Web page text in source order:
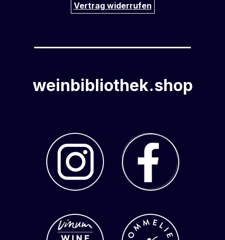
Vertrag widerrufen
weinbibliothek.shop